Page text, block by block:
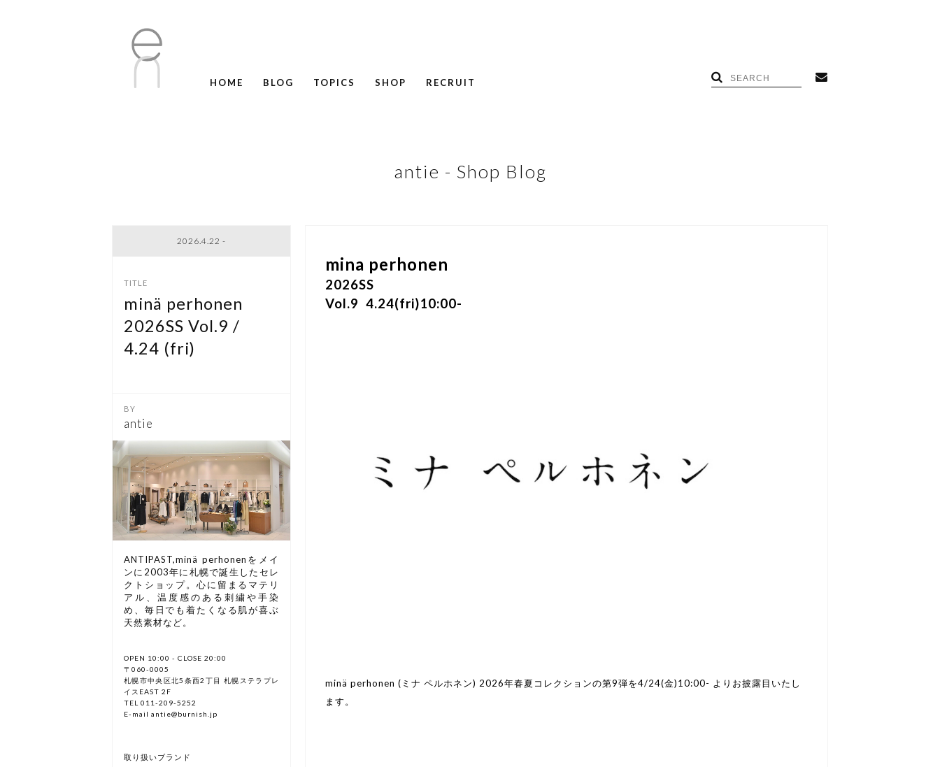
HOME BLOG
TOPICS
SHOP RECRUIT
antie - Shop Blog
2026.4.22 -
minä perhonen
2026SS Vol.9 /
4.24 (fri)
mina perhonen
2026SS
Vol.9 4.24(fri)10:00-
minä perhonen (ミナ ペルホネン) 2026年春夏コレクションの第9弾を4/24(金)10:00- よりお披露目いたし
ます。
antie
ANTIPAST,minä perhonenをメイ
ンに2003年に札幌で誕生したセレ
クトショップ。心に留まるマテリ
アル、温度感のある刺繍や手染
め、毎日でも着たくなる肌が喜ぶ
天然素材など。
OPEN 10:00 - CLOSE 20:00
〒060-0005
札幌市中央区北5条西2丁目 札幌ステラプレ
イスEAST 2F
TEL 011-209-5252
E-mail antie@burnish.jp
取り扱いブランド